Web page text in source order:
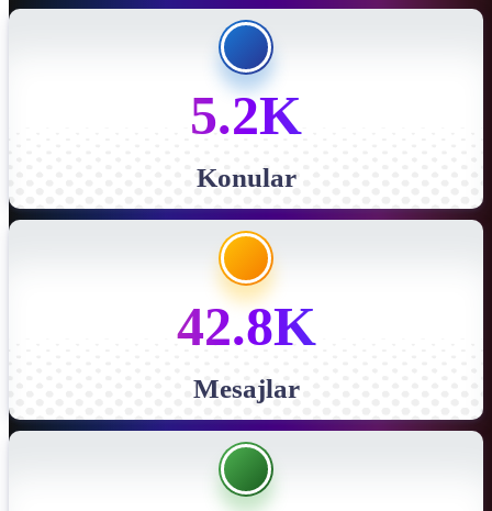
5.2K
Konular
42.8K
Mesajlar